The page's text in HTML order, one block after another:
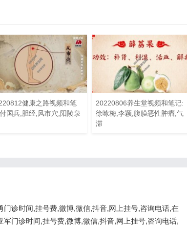
健康之路视频和笔
国兵,胆经,风市穴,阳陵泉
20220806养生堂视频和笔记:
徐咏梅,李颖,腹膜恶性肿瘤,气
滞
门诊时间,挂号费,微博,微信,抖音,网上挂号,咨询电话,在
询
军门诊时间,挂号费,微博,微信,抖音,网上挂号,咨询电话,